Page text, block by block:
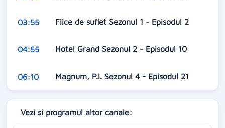
03:55 Fiice de suflet Sezonul 1 - Episodul 2
04:55 Hotel Grand Sezonul 2 - Episodul 10
06:10 Magnum, P.I. Sezonul 4 - Episodul 21
Vezi si programul altor canale: